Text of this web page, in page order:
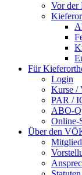
Vor der
Für
Login
Kurse /
PAR /
ABO-
Online-
Über den